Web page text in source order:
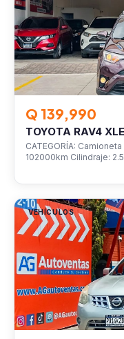
Q 139,990
TOYOTA RAV4
CATEGORÍA:
102000km Cilindraje:
VEHÍCULOS